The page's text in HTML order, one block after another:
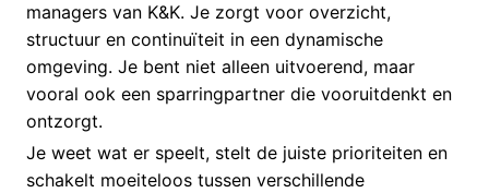
managers van K&K. Je zorgt voor overzicht,
structuur en continuïteit in een dynamische
omgeving. Je bent niet alleen uitvoerend, maar
vooral ook een sparringpartner die vooruitdenkt en
ontzorgt.
Je weet wat er speelt, stelt de juiste prioriteiten en
schakelt moeiteloos tussen verschillende